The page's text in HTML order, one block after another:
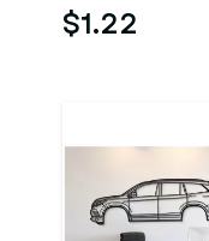
$1.22